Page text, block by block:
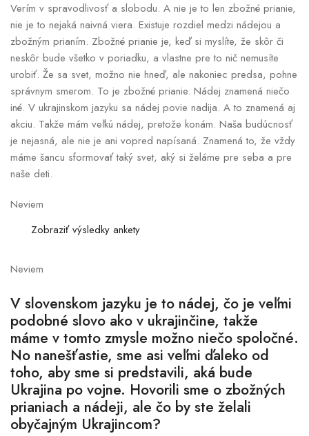
Verím v spravodlivosť a slobodu. A nie je to len zbožné prianie,
nie je to nejaká naivná viera. Existuje rozdiel medzi nádejou a
zbožným prianím. Zbožné prianie je, keď si myslíte, že skôr či
neskôr bude všetko v poriadku, a vlastne pre to nič nemusíte
urobiť. Že sa svet, možno nie hneď, ale nakoniec predsa, pohne
správnym smerom. To je zbožné prianie. Nádej znamená niečo
iné. V ukrajinskom jazyku sa nádej povie nadija. A to znamená aj
akciu. Takže mám veľkú nádej, pretože konám. Naša budúcnosť
je nejasná, ale nie je ani vopred napísaná. Znamená to, že vždy
máme šancu sformovať taký svet, aký si želáme pre seba a pre
naše deti.
Neviem
Zobraziť výsledky ankety
Neviem
V slovenskom jazyku je to nádej, čo je veľmi
podobné slovo ako v ukrajinčine, takže
máme v tomto zmysle možno niečo spoločné.
No nanešťastie, sme asi veľmi ďaleko od
toho, aby sme si predstavili, aká bude
Ukrajina po vojne. Hovorili sme o zbožných
prianiach a nádeji, ale čo by ste želali
obyčajným Ukrajincom?